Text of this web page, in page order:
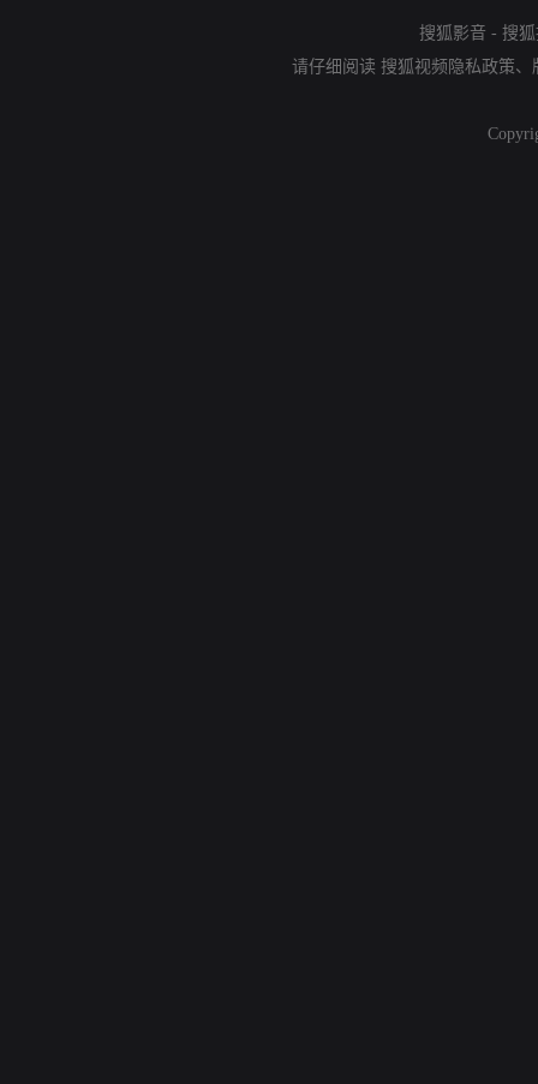
搜狐影音 - 搜
请仔细阅读 搜狐视频隐私政策、